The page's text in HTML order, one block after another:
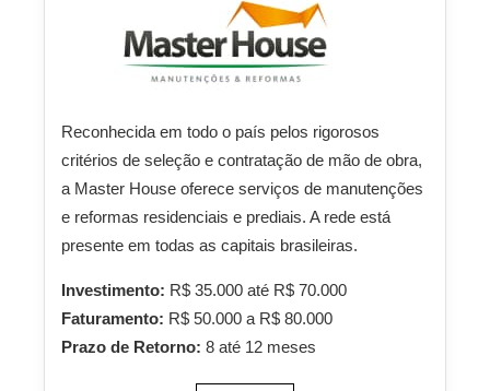
Reconhecida em todo o país pelos rigorosos
critérios de seleção e contratação de mão de obra,
a Master House oferece serviços de manutenções
e reformas residenciais e prediais. A rede está
presente em todas as capitais brasileiras.
Investimento: R$ 35.000 até R$ 70.000
Faturamento: R$ 50.000 a R$ 80.000
Prazo de Retorno: 8 até 12 meses